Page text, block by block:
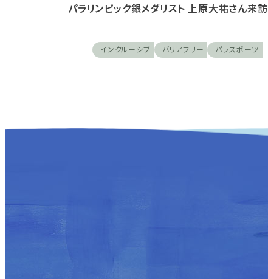
パラリンピック銀メダリスト 上原大祐さん来訪
インクルーシブ バリアフリー パラスポーツ